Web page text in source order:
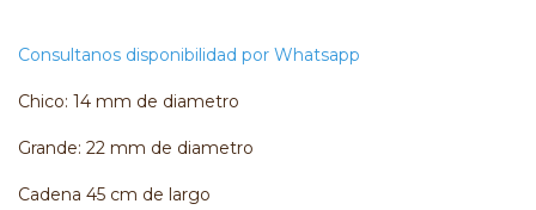
Consultanos disponibilidad por Whatsapp
Chico: 14 mm de diametro
Grande: 22 mm de diametro
Cadena 45 cm de largo